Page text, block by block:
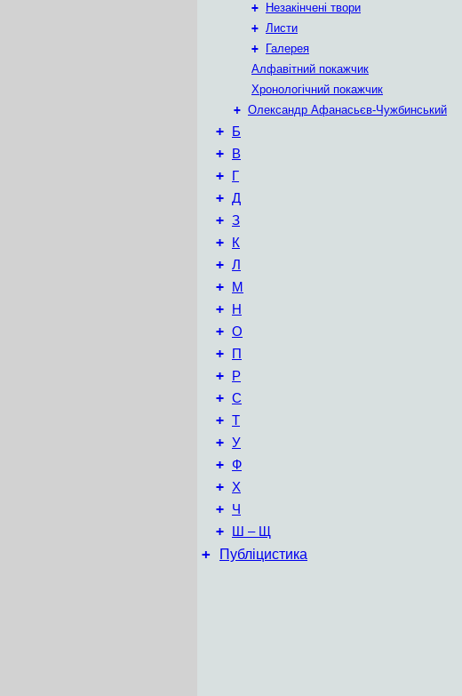
+
Незакінчені твори
+ Листи
+
Галерея
Алфавітний покажчик
Хронологічний покажчик
+ Олександр Афанасьєв-Чужбинський
+ Б
+ В
+ Г
+ Д
+ З
+ К
+ Л
+ М
+ Н
+ О
+ П
+ Р
+ С
+ Т
+ У
+ Ф
+ Х
+ Ч
+ Ш – Щ
+ Публіцистика